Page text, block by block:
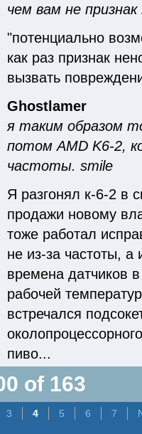
чем вам не
"потенциально
как раз признак
вызвать
Ghostlamer
я таким образом
потом AMD K6-2,
частоты. smile
Я разгонял к-6-2 в
продажи новому
тоже работал
не из-за частоты, а
времена датчиков
рабочей
встречался
пиво...
of 163
3 4 5 6 7